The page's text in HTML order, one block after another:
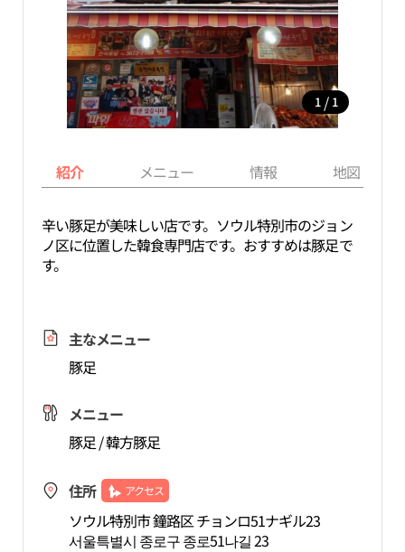
1 / 1
紹介 メニュー 情報 地図
辛い豚足が美味しい店です。ソウル特別市のジョン
ノ区に位置した韓食専門店です。おすすめは豚足で
す。
主なメニュー
豚足
メニュー
豚足 / 韓方豚足
住所 アクセス
ソウル特別市 鐘路区 チョンロ51ナギル23
서울특별시 종로구 종로51나길 23